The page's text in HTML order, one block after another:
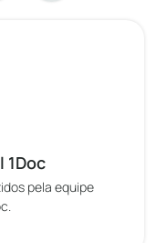
1Doc
pela equipe